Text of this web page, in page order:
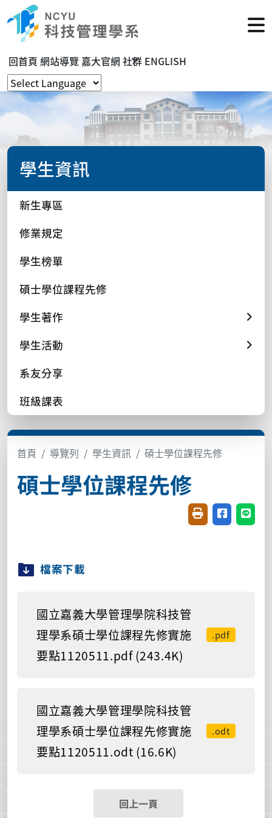
回首頁 網站導覽 嘉大官網 社群 ENGLISH
學生資訊
新生專區
修業規定
學生榜單
碩士學位課程先修
學生著作
學生活動
系友分享
班級課表
首頁 導覽列 學生資訊 碩士學位課程先修
碩士學位課程先修
友善列印(開新視
分享至臉書
分享
檔案下載
國立嘉義大學管理學院科技管
理學系碩士學位課程先修實施
要點1120511.pdf (243.4K)
.pdf
國立嘉義大學管理學院科技管
理學系碩士學位課程先修實施
要點1120511.odt (16.6K)
.odt
回上一頁